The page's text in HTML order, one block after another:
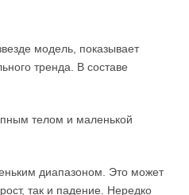
модель, показывает
тренда. В составе
телом и маленькой
диапазоном. Это может
так и падение. Нередко